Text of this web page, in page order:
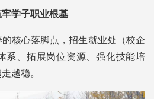
学子职业根基
核心落脚点，招生就业处（校企
系、拓展岗位资源、强化技能培
越稳。